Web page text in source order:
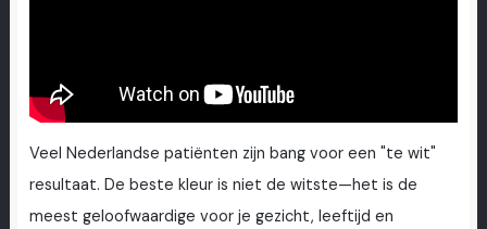
Veel Nederlandse patiënten zijn bang voor een "te wit"
resultaat. De beste kleur is niet de witste—het is de
meest geloofwaardige voor je gezicht, leeftijd en